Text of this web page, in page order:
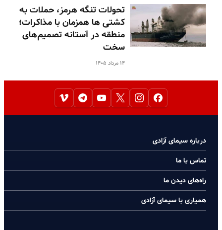
تحولات تنگه هرمز، حملات به
کشتی ها همزمان با مذاکرات؛
منطقه در آستانه تصمیم‌های
سخت
۱۴ مرداد ۱۴۰۵
درباره سیمای آزادی
تماس با ما
راه‌های دیدن ما
همیاری با سیمای آزادی